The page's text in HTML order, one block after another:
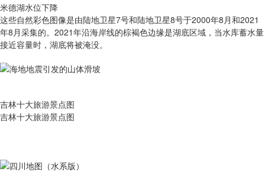
米德湖水位下降
这些自然彩色图像是由陆地卫星7号和陆地卫星8号于2000年8月和2021
年8月采集的。2021年沿海岸线的棕褐色边缘是湖底区域，当水库蓄水量
接近容量时，湖底将被淹没。
吉林十大旅游景点图
吉林十大旅游景点图